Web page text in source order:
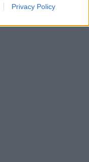
Privacy Policy